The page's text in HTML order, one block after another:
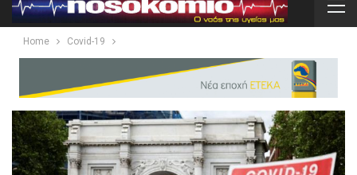
Home Covid-19